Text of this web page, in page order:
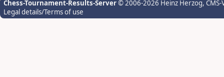
Chess-Tournament-Results-Server© 2006-2026 Heinz Herzog,
Legal details/Terms of use